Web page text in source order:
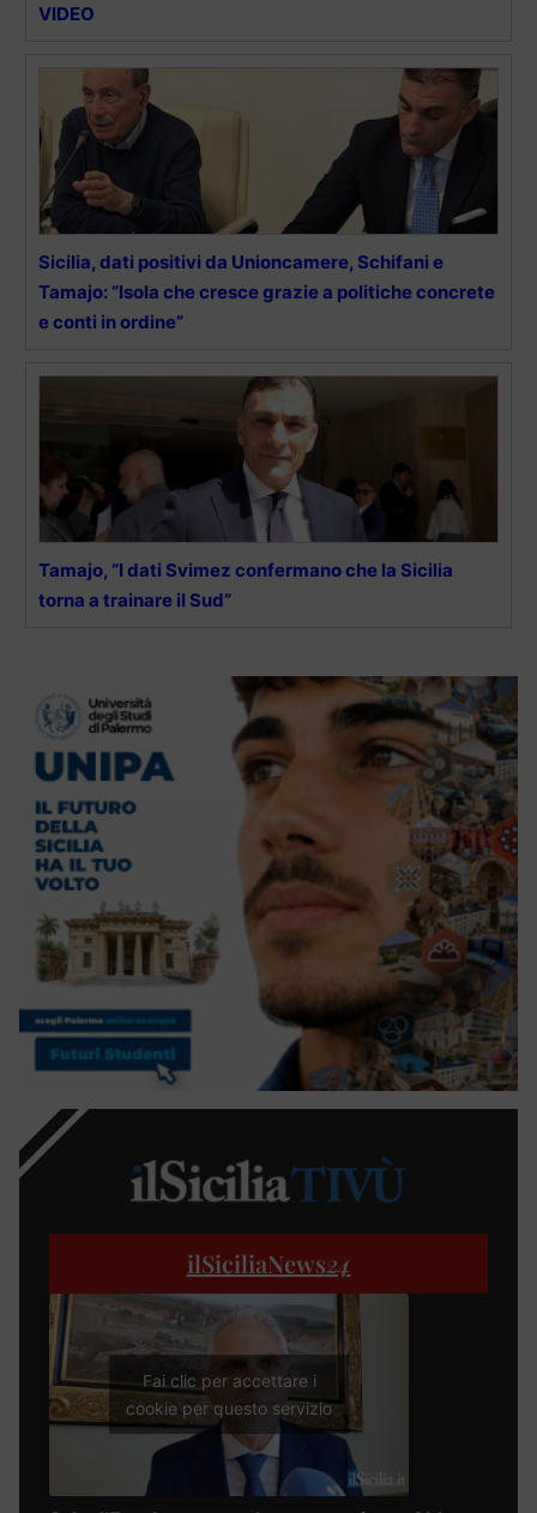
VIDEO
Sicilia, dati positivi da Unioncamere, Schifani e
Tamajo: “Isola che cresce grazie a politiche concrete
e conti in ordine”
Tamajo, “I dati Svimez confermano che la Sicilia
torna a trainare il Sud”
ilSiciliaNews24
Fai clic per accettare i
cookie per questo servizio